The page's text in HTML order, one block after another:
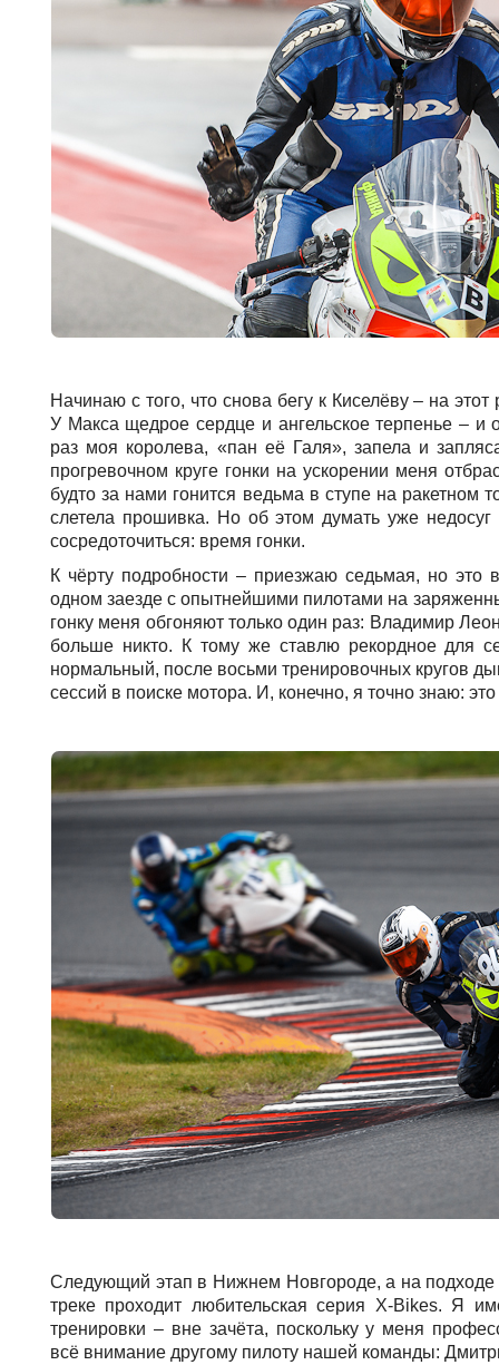
Начинаю с того, что снова бегу к Киселёву – на этот
У Макса щедрое сердце и ангельское терпенье – и
раз моя королева, «пан её Галя», запела и
прогревочном круге гонки на ускорении меня
будто за нами гонится ведьма в ступе на ракетном
слетела прошивка. Но об этом думать уже
сосредоточиться: время гонки.
К чёрту подробности – приезжаю седьмая, но это
одном заезде с опытнейшими пилотами на
гонку меня обгоняют только один раз: Владимир
больше никто. К тому же ставлю рекордное для
нормальный, после восьми тренировочных кругов
сессий в поиске мотора. И, конечно, я точно знаю:
Следующий этап в Нижнем Новгороде, а на подходе
треке проходит любительская серия X-Bikes. Я
тренировки – вне зачёта, поскольку у меня
всё внимание другому пилоту нашей команды: